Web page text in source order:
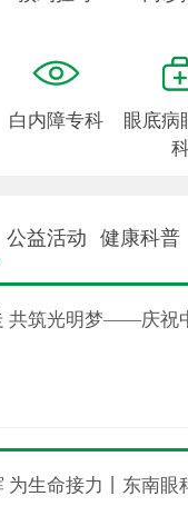
白内障专科
眼底病
公益活动 健康科普
为生命接力丨东南眼